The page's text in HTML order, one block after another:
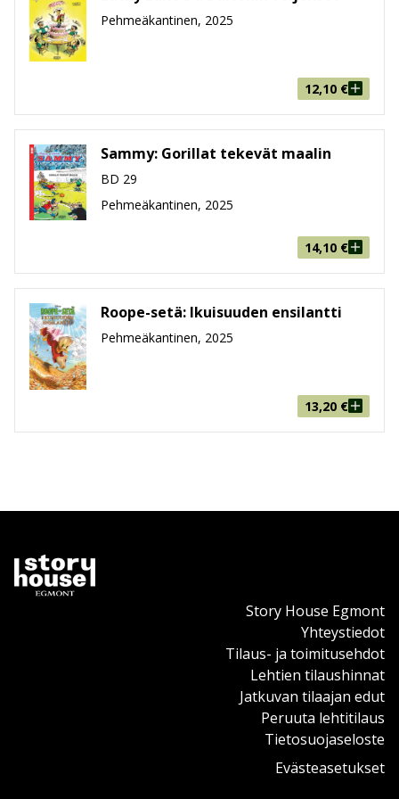
Pehmeäkantinen, 2025
12,10 €
Sammy: Gorillat tekevät maalin
BD 29
Pehmeäkantinen, 2025
14,10 €
Roope-setä: Ikuisuuden ensilantti
Pehmeäkantinen, 2025
13,20 €
Story House Egmont
Yhteystiedot
Tilaus- ja toimitusehdot
Lehtien tilaushinnat
Jatkuvan tilaajan edut
Peruuta lehtitilaus
Tietosuojaseloste
Evästeasetukset